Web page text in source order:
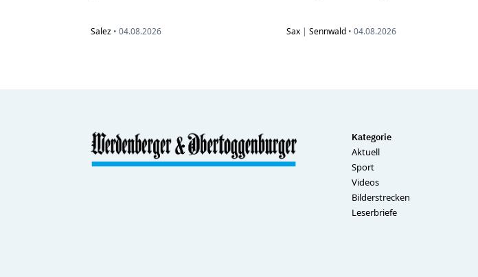
Salez • 04.08.2026 Sax | Sennwald • 04.08.2026
Kategorie
Aktuell
Sport
Videos
Bilderstrecken
Leserbriefe